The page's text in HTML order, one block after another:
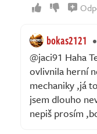
bokas2121
@jaci91 Haha
ovlivnila herní
mechaniky ,já
jsem dlouho
nepiš prosím